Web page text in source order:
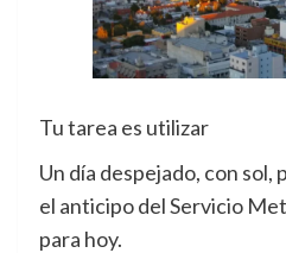
Tu tarea es utilizar
Un día despejado, con
el anticipo del Servicio
para hoy.